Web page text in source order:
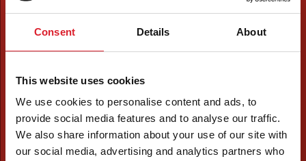
Consent Details About
This website uses cookies
We use cookies to personalise content and ads, to
provide social media features and to analyse our traffic.
We also share information about your use of our site with
our social media, advertising and analytics partners who